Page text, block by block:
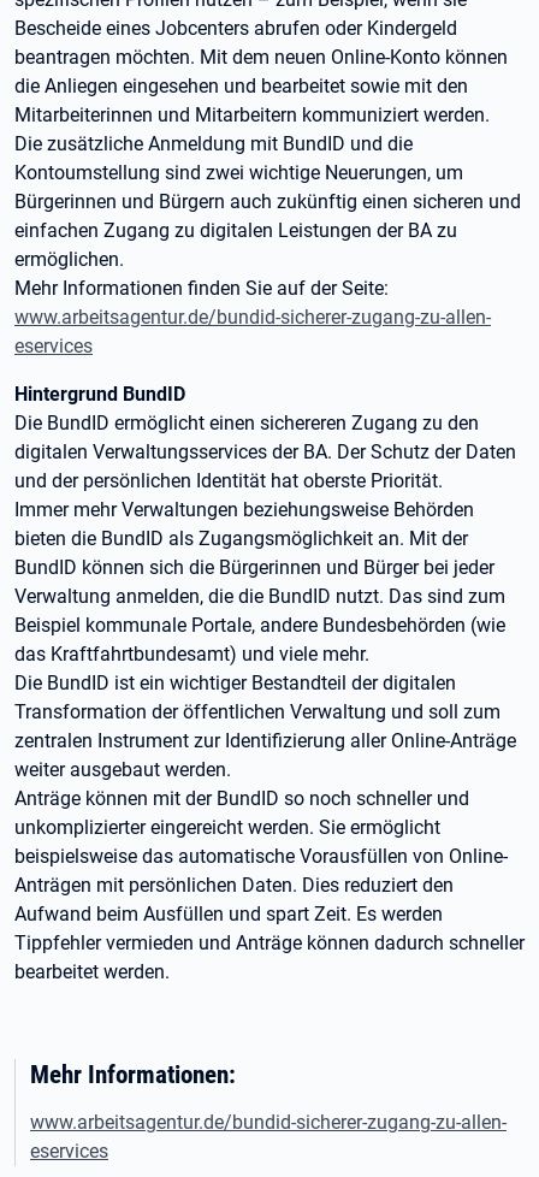
Bescheide eines Jobcenters abrufen oder Kindergeld
beantragen möchten. Mit dem neuen Online-Konto können
die Anliegen eingesehen und bearbeitet sowie mit den
Mitarbeiterinnen und Mitarbeitern kommuniziert werden.
Die zusätzliche Anmeldung mit BundID und die
Kontoumstellung sind zwei wichtige Neuerungen, um
Bürgerinnen und Bürgern auch zukünftig einen sicheren und
einfachen Zugang zu digitalen Leistungen der BA zu
ermöglichen.
Mehr Informationen finden Sie auf der Seite:
www.arbeitsagentur.de/bundid-sicherer-zugang-zu-allen-
eservices
Hintergrund BundID
Die BundID ermöglicht einen sichereren Zugang zu den
digitalen Verwaltungsservices der BA. Der Schutz der Daten
und der persönlichen Identität hat oberste Priorität.
Immer mehr Verwaltungen beziehungsweise Behörden
bieten die BundID als Zugangsmöglichkeit an. Mit der
BundID können sich die Bürgerinnen und Bürger bei jeder
Verwaltung anmelden, die die BundID nutzt. Das sind zum
Beispiel kommunale Portale, andere Bundesbehörden (wie
das Kraftfahrtbundesamt) und viele mehr.
Die BundID ist ein wichtiger Bestandteil der digitalen
Transformation der öffentlichen Verwaltung und soll zum
zentralen Instrument zur Identifizierung aller Online-Anträge
weiter ausgebaut werden.
Anträge können mit der BundID so noch schneller und
unkomplizierter eingereicht werden. Sie ermöglicht
beispielsweise das automatische Vorausfüllen von Online-
Anträgen mit persönlichen Daten. Dies reduziert den
Aufwand beim Ausfüllen und spart Zeit. Es werden
Tippfehler vermieden und Anträge können dadurch schneller
bearbeitet werden.
Mehr Informationen:
www.arbeitsagentur.de/bundid-sicherer-zugang-zu-allen-
eservices